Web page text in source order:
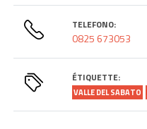
TELEFONO:
0825 673053
ÉTIQUETTE:
VALLE DEL SABATO